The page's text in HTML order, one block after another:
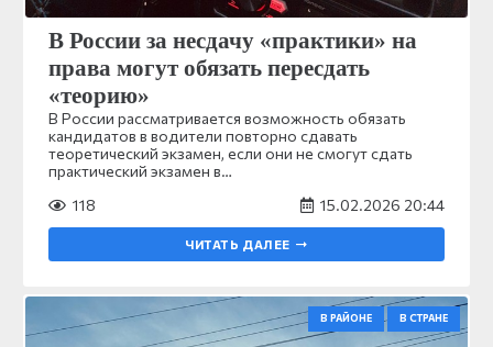
В России за несдачу «практики» на
права могут обязать пересдать
«теорию»
В России рассматривается возможность обязать
кандидатов в водители повторно сдавать
теоретический экзамен, если они не смогут сдать
практический экзамен в…
118
15.02.2026 20:44
ЧИТАТЬ ДАЛЕЕ
В РАЙОНЕ В СТРАНЕ